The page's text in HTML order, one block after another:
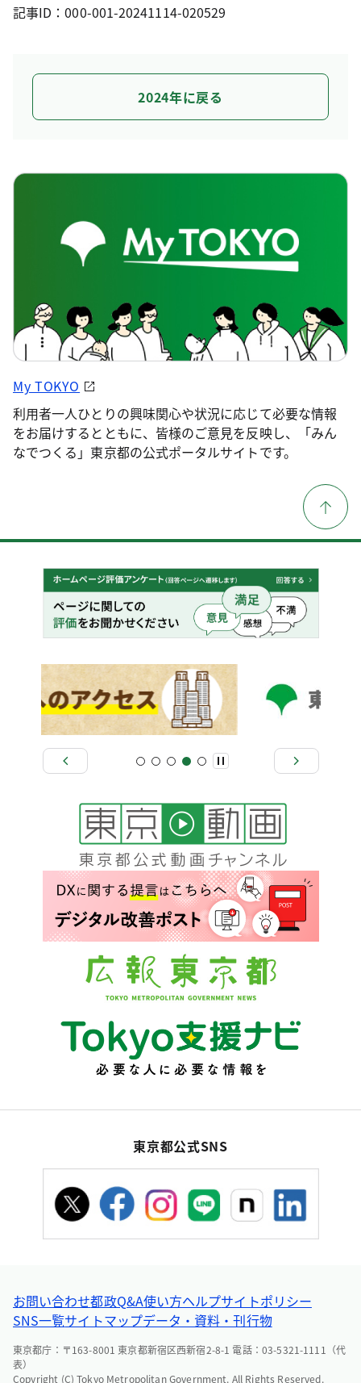
記事ID：000-001-20241114-020529
2024年に戻る
My TOKYO
利用者一人ひとりの興味関心や状況に応じて必要な情報
をお届けするとともに、皆様のご意見を反映し、「みん
なでつくる」東京都の公式ポータルサイトです。
東京都公式SNS
お問い合わせ都政Q&A使い方ヘルプサイトポリシー
SNS一覧サイトマップデータ・資料・刊行物
東京都庁：〒163-8001 東京都新宿区西新宿2-8-1 電話：03-5321-1111（代
表）
Copyright (C) Tokyo Metropolitan Government. All Rights Reserved.